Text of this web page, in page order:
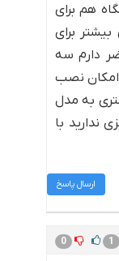
هم برای
برای
دارم سه
تا ۵ متر هم امکان نصب
به مدل
ندارید با
ارسال پاسخ
0 1